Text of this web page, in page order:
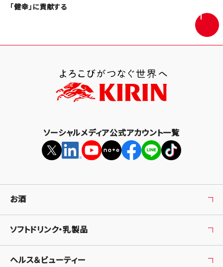
「健幸」に貢献する
画
面
最
ソーシャルメディア公式アカウント一覧
お酒
ソフトドリンク・乳製品
ヘルス＆ビューティー